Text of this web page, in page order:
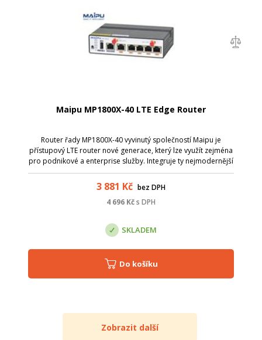
Maipu MP1800X-40 LTE Edge Router
Router řady MP1800X-40 vyvinutý společností Maipu je
přístupový LTE router nové generace, který lze využít zejména
pro podnikové a enterprise služby. Integruje ty nejmodernější
síťové technologie pro poskytnutí flexibilních režimů přístupu
do sítě a šp...
3 881 Kč bez DPH
4 696 Kčs DPH
SKLADEM
Do košíku
Zobrazit další